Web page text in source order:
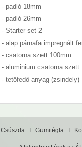
- padló 18mm
- padló 26mm
- Starter set 2
- alap párnafa impregnált
- csatorna szett 100mm
- aluminium csatorna szett
- tetőfedő anyag (zsindely)
CsúszdaI GumitéglaI